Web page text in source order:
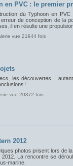
en PVC : le premier
du Typhoon en
de conception de la
il en résulte une
vue 21944 fois
les découvertes...
!
vue 20372 fois
2012
photos prisent lors de
2012. La rencontre se
marine.